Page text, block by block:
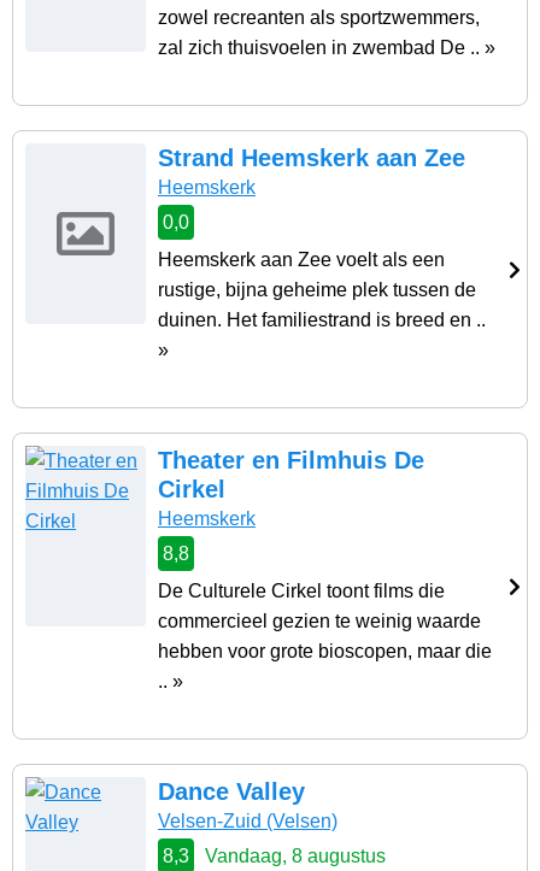
zowel recreanten als sportzwemmers,
zal zich thuisvoelen in zwembad De .. »
Strand Heemskerk aan Zee
Heemskerk
0,0
Heemskerk aan Zee voelt als een
rustige, bijna geheime plek tussen de
duinen. Het familiestrand is breed en ..
»
Theater en Filmhuis De
Cirkel
Heemskerk
8,8
De Culturele Cirkel toont films die
commercieel gezien te weinig waarde
hebben voor grote bioscopen, maar die
.. »
Dance Valley
Velsen-Zuid (Velsen)
8,3
Vandaag, 8 augustus